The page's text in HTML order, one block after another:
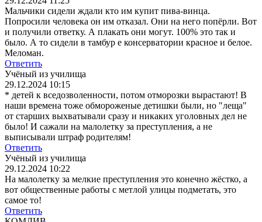
Мальчики сидели ждали кто им купит пива-винца.
Попросили человека он им отказал. Они на него попёрли. Вот
и получили ответку. А плакать они могут. 100% это так и
было. А то сидели в тамбур е консерватории красное и белое.
Меломан.
Ответить
Учёный из училища
29.12.2024 10:15
* детей к вседозволенности, потом отморозки вырастают! В
наши времена тоже обмороженые детишки были, но "леща"
от старших выхватывали сразу и никаких уголовных дел не
было! И сажали на малолетку за преступления, а не
выписывали штраф родителям!
Ответить
Учёный из училища
29.12.2024 10:22
На малолетку за мелкие преступления это конечно жёстко, а
вот общественные работы с метлой улицы подметать, это
самое то!
Ответить